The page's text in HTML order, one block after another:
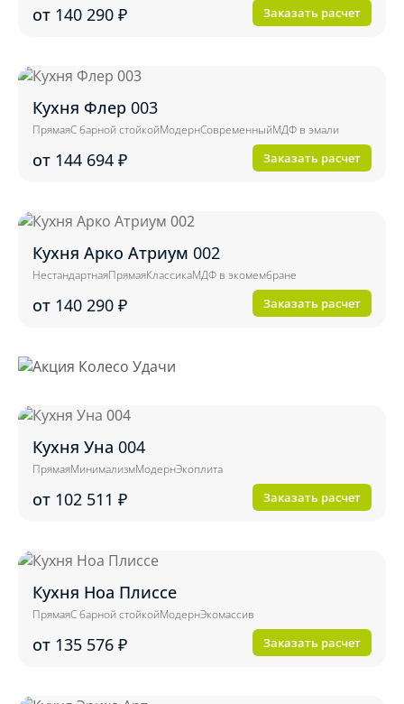
от 140 290 ₽ Заказать расчет
Кухня Флер 003
ПрямаяС барной стойкойМодернСовременныйМДФ в эмали
от 144 694 ₽ Заказать расчет
Кухня Арко Атриум 002
НестандартнаяПрямаяКлассикаМДФ в экомембране
от 140 290 ₽ Заказать расчет
Кухня Уна 004
ПрямаяМинимализмМодернЭкоплита
от 102 511 ₽ Заказать расчет
Кухня Ноа Плиссе
ПрямаяС барной стойкойМодернЭкомассив
от 135 576 ₽ Заказать расчет